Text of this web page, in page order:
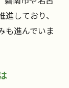
ラブル例
しており、
も進んでいま